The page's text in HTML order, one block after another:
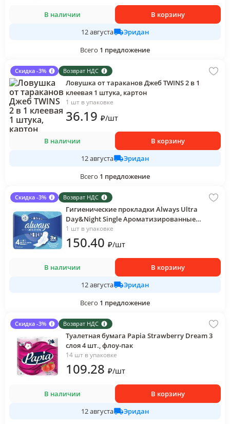
В наличии
В корзину
12 августа
Эридан
Всего 1 предложение
Скидка -3% Возврат НДС
Ловушка от тараканов Джеб TWINS 2 в 1
клеевая 1 штука, картон
1 шт в упаковке
36.19 ₽/шт
В наличии
В корзину
12 августа
Эридан
Всего 1 предложение
Скидка -3% Возврат НДС
Гигиенические прокладки Always Ultra
Day&Night Single Ароматизированные
ультратонкие 7 штук, флоу-пак
1 шт в упаковке
150.40 ₽/шт
В наличии
В корзину
12 августа
Эридан
Всего 1 предложение
Скидка -3% Возврат НДС
Туалетная бумага Papia Strawberry Dream 3
слоя 4 шт., флоу-пак
14 шт в упаковке
109.28 ₽/шт
В наличии
В корзину
12 августа
Эридан